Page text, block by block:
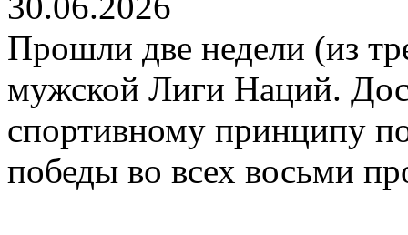
Прошли две недели (из
мужской Лиги Наций.
спортивному принципу
победы во всех восьми